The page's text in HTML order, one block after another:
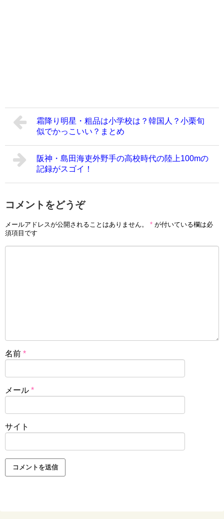
霜降り明星・粗品は小学校は？韓国人？小栗旬
似でかっこいい？まとめ
阪神・島田海吏外野手の高校時代の陸上100mの
記録がスゴイ！
コメントをどうぞ
メールアドレスが公開されることはありません。 * が付いている欄は必
須項目です
名前 *
メール *
サイト